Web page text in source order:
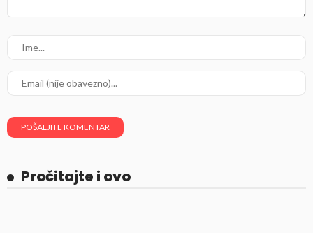
Pročitajte i ovo